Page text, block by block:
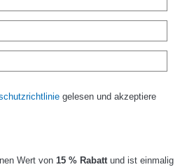
gelesen und akzeptiere
Wert von 15 % Rabatt und ist einmalig